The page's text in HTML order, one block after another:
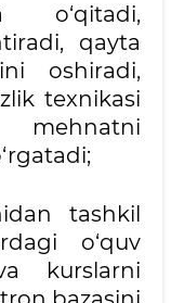
o‘qitadi,
qayta
oshiradi,
texnikasi
mehnatni
tashkil
o‘quv
kurslarni